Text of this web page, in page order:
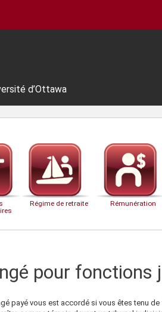
d’Ottawa
Régime de retraite Rémunération
pour fonctions
payé vous est accordé si vous êtes tenu de